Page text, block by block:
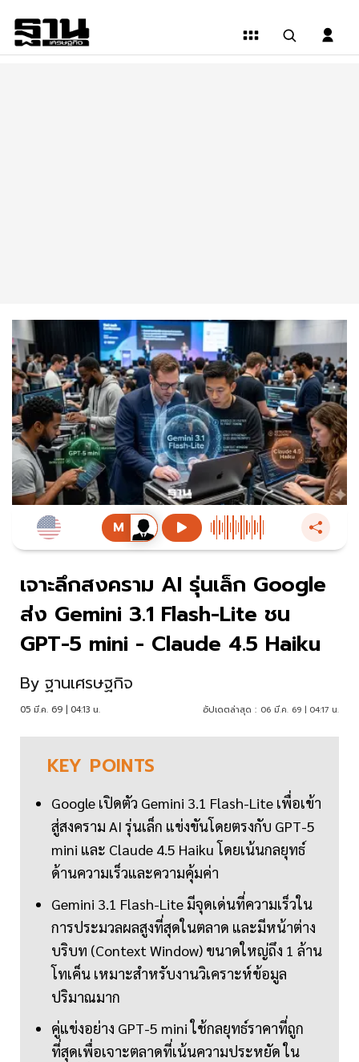
เจาะลึกสงคราม AI รุ่นเล็ก Google
ส่ง Gemini 3.1 Flash-Lite ชน
GPT-5 mini - Claude 4.5 Haiku
By ฐานเศรษฐกิจ
05 มี.ค. 69 | 04:13 น. อัปเดตล่าสุด : 06 มี.ค. 69 | 04:17 น.
KEY POINTS
Google เปิดตัว Gemini 3.1 Flash-Lite เพื่อเข้า
สู่สงคราม AI รุ่นเล็ก แข่งขันโดยตรงกับ GPT-5
mini และ Claude 4.5 Haiku โดยเน้นกลยุทธ์
ด้านความเร็วและความคุ้มค่า
Gemini 3.1 Flash-Lite มีจุดเด่นที่ความเร็วใน
การประมวลผลสูงที่สุดในตลาด และมีหน้าต่าง
บริบท (Context Window) ขนาดใหญ่ถึง 1 ล้าน
โทเค็น เหมาะสำหรับงานวิเคราะห์ข้อมูล
ปริมาณมาก
คู่แข่งอย่าง GPT-5 mini ใช้กลยุทธ์ราคาที่ถูก
ที่สุดเพื่อเจาะตลาดที่เน้นความประหยัด ใน